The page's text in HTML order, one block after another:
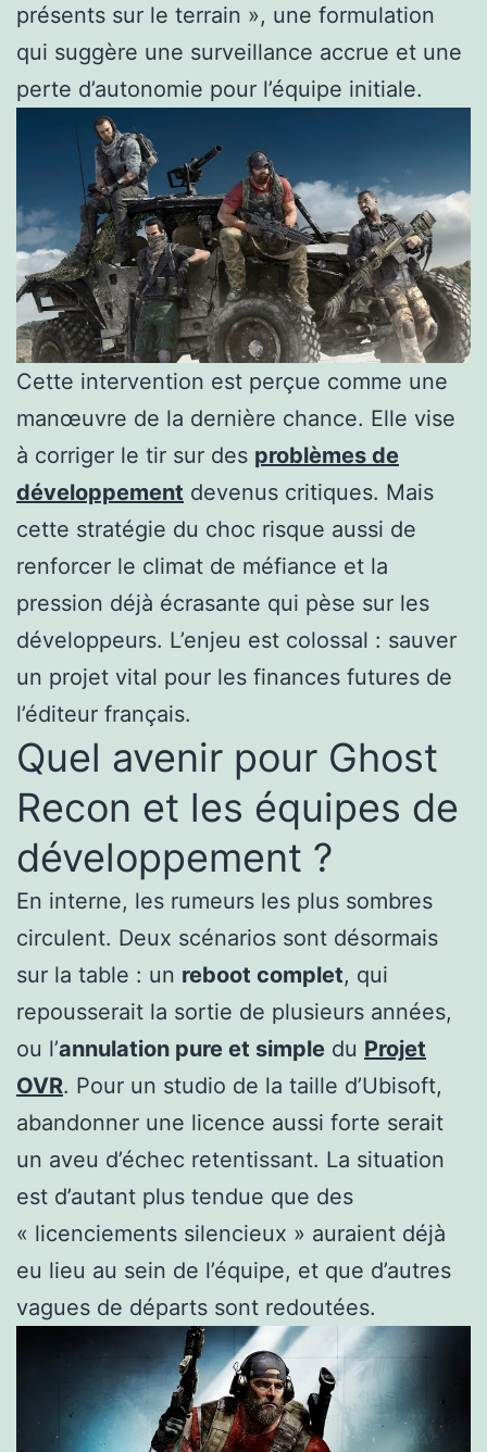
présents sur le terrain », une formulation
qui suggère une surveillance accrue et une
perte d’autonomie pour l’équipe initiale.
Cette intervention est perçue comme une
manœuvre de la dernière chance. Elle vise
à corriger le tir sur des problèmes de
développement devenus critiques. Mais
cette stratégie du choc risque aussi de
renforcer le climat de méfiance et la
pression déjà écrasante qui pèse sur les
développeurs. L’enjeu est colossal : sauver
un projet vital pour les finances futures de
l’éditeur français.
Quel avenir pour Ghost
Recon et les équipes de
développement ?
En interne, les rumeurs les plus sombres
circulent. Deux scénarios sont désormais
sur la table : un reboot complet, qui
repousserait la sortie de plusieurs années,
ou l’annulation pure et simple du Projet
OVR. Pour un studio de la taille d’Ubisoft,
abandonner une licence aussi forte serait
un aveu d’échec retentissant. La situation
est d’autant plus tendue que des
« licenciements silencieux » auraient déjà
eu lieu au sein de l’équipe, et que d’autres
vagues de départs sont redoutées.